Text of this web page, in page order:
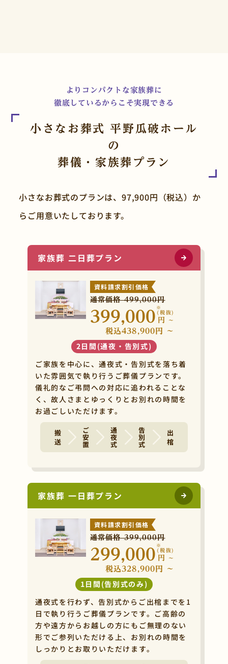
よりコンパクトな家族葬に
徹底しているからこそ実現できる
小さなお葬式 平野瓜破ホール
の
葬儀・家族葬プラン
小さなお葬式のプランは、97,900円（税込）か
らご用意いたしております。
家族葬 二日葬プラン
資料請求割引価格
通常価格 499,000円
399,000
※
円
(税抜)
~
税込438,900円 ~
2日間(通夜・告別式)
ご家族を中心に、通夜式・告別式を落ち着
いた雰囲気で執り行うご葬儀プランです。
儀礼的なご弔問への対応に追われることな
く、故人さまとゆっくりとお別れの時間を
お過ごしいただけます。
搬 送 ご安置 通夜式 告別式 出 棺
家族葬 一日葬プラン
資料請求割引価格
通常価格 399,000円
299,000
※
円
(税抜)
~
税込328,900円 ~
1日間(告別式のみ)
通夜式を行わず、告別式からご出棺までを1
日で執り行うご葬儀プランです。ご高齢の
方や遠方からお越しの方にもご無理のない
形でご参列いただける上、お別れの時間を
しっかりとお取りいただけます。